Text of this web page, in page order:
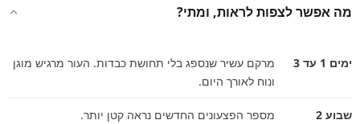
מה אפשר לצפות לראות, ומתי?
ימים 1 עד 3
מרקם עשיר שנספג בלי תחושת כבדות. העור מרגיש מוגן
ונוח לאורך היום.
שבוע 2 מספר הפצעונים החדשים נראה קטן יותר.